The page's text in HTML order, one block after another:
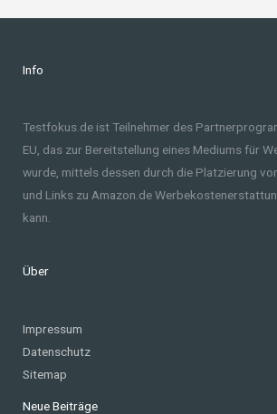
Info
Testfokus.de ist Teilnehmer des
EU, das zur Bereitstellung eines Mediums für
wurde, mittels dessen durch die Platzierung
und Links zu Amazon.de
kann.
Über
Impressum
Datenschutz
Sitemap
Neue Beiträge